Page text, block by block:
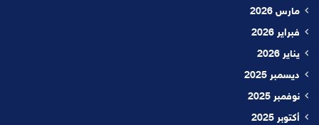
مارس 2026
فبراير 2026
يناير 2026
ديسمبر 2025
نوفمبر 2025
أكتوبر 2025